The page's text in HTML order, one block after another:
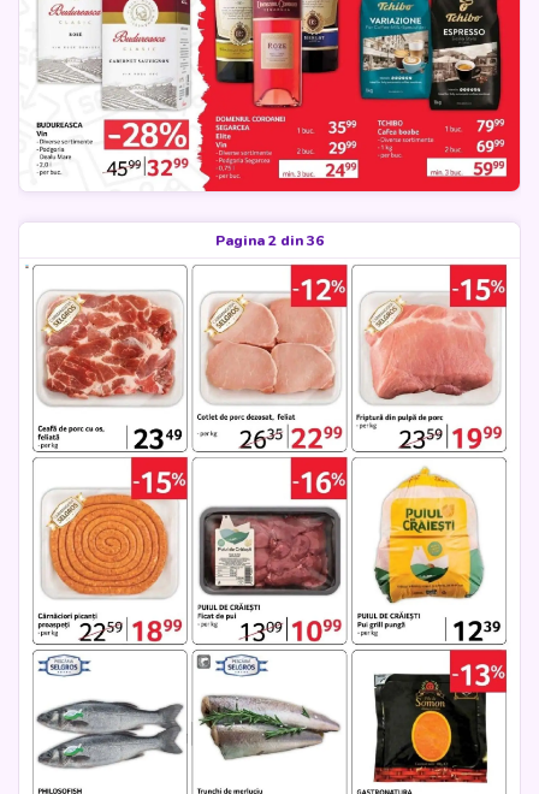
Pagina 2 din 36